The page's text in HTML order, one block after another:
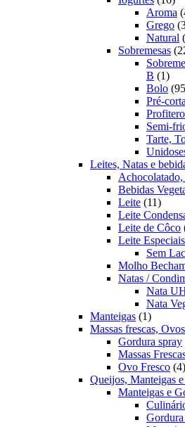
Aroma
Grego
Natural
Sobremesas
B
11
Bolo 95
Pré-
Semi-
Tarte,
Leites, Natas e
Bebidas
Leite 1111
Leite
Leite de Côco
Leite
Sem
Molho
Natas /
Nata
Nata
Manteigas 11
produto
Massas frescas,
Gordura spray
Massas
Ovo Fresco 44
Queijos, Manteigas
Manteigas e